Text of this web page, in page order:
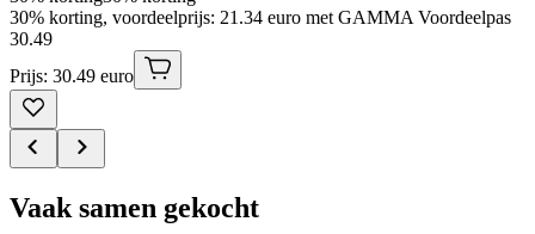
30% korting, voordeelprijs: 21.34 euro met GAMMA Voordeelpas
30.49
Prijs: 30.49 euro
Vaak samen gekocht